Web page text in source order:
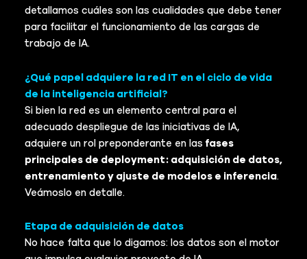
detallamos cuáles son las cualidades que debe tener
para facilitar el funcionamiento de las cargas de
trabajo de IA.
¿Qué papel adquiere la red IT en el ciclo de vida
de la inteligencia artificial?
Si bien la red es un elemento central para el
adecuado despliegue de las iniciativas de IA,
adquiere un rol preponderante en las fases
principales de deployment: adquisición de datos,
entrenamiento y ajuste de modelos e inferencia.
Veámoslo en detalle.
Etapa de adquisición de datos
No hace falta que lo digamos: los datos son el motor